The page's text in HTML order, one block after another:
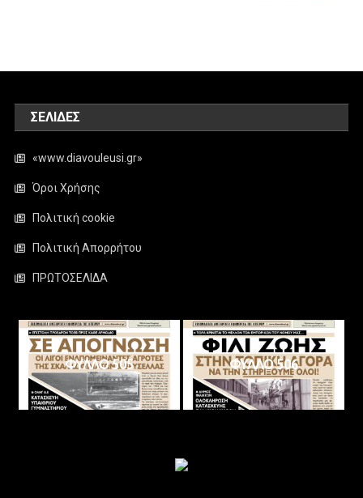
ΣΕΛΊΔΕΣ
«www.diavouleusi.gr»
Όροι Χρήσης
Πολιτική cookie
Πολιτική Απορρήτου
ΠΡΩΤΟΣΕΛΙΔΑ
ΦΥΛΛΟ 505 ΦΥΛΛΟ 506